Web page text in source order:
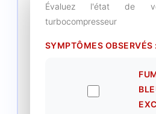
Évaluez l'état de
turbocompresseur
SYMPTÔMES OBSERVÉS :